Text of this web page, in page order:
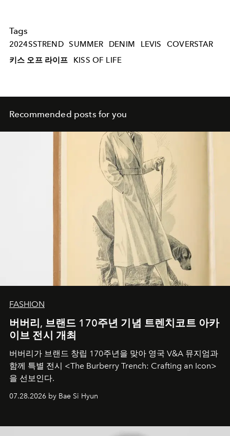
Tags
2024SSTREND SUMMER DENIM LEVIS
COVERSTAR
키스 오프 라이프
KISS OF LIFE
Recommended posts for you
FASHION
버버리, 브랜드 170주년 기념 트렌치코트 아카
이브 전시 개최
버버리가 브랜드 창립 170주년을 맞아 영국 V&A 뮤지엄과
함께 특별 전시 <The Burberry Trench: Crafting an Icon>
을 선보인다.
07.28.2026 by Bae Si Hyun